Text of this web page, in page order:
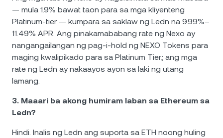
— mula 1.9% bawat taon para sa mga kliyenteng
Platinum-tier — kumpara sa saklaw ng Ledn na 9.99%–
11.49% APR. Ang pinakamababang rate ng Nexo ay
nangangailangan ng pag-i-hold ng NEXO Tokens para
maging kwalipikado para sa Platinum Tier; ang mga
rate ng Ledn ay nakaayos ayon sa laki ng utang
lamang.
3. Maaari ba akong humiram laban sa Ethereum sa
Ledn?
Hindi. Inalis ng Ledn ang suporta sa ETH noong huling